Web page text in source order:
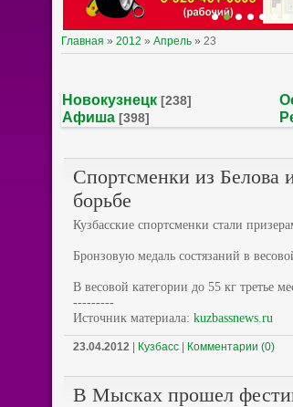
Главная » 2012 » Апрель » 23
Новокузнецк [238]
Афиша [398]
Спортсменки из Белова
борьбе
Кузбасские спортсменки стали
Бронзовую медаль состязаний в
В весовой категории до 55 кг третье
---------
Источник материала: kuzbassnews.ru
23.04.2012 Кузбасс Комментарии (0)
В Мысках прошел